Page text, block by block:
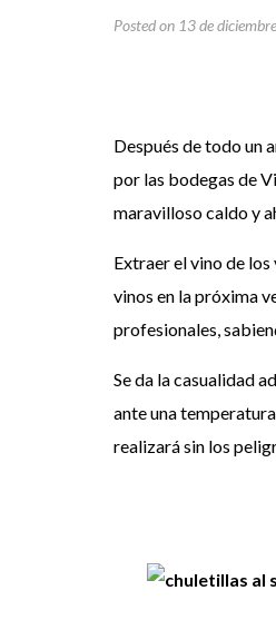
Posted on 13 de
Después de todo un
por las bodegas de
maravilloso caldo y
Extraer el vino de
vinos en la próxima
profesionales,
Se da la casualidad
ante una
realizará sin los